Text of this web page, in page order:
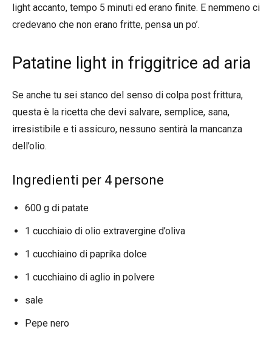
light accanto, tempo 5 minuti ed erano finite. E nemmeno ci
credevano che non erano fritte, pensa un po’.
Patatine light in friggitrice ad aria
Se anche tu sei stanco del senso di colpa post frittura,
questa è la ricetta che devi salvare, semplice, sana,
irresistibile e ti assicuro, nessuno sentirà la mancanza
dell’olio.
Ingredienti per 4 persone
600 g di patate
1 cucchiaio di olio extravergine d’oliva
1 cucchiaino di paprika dolce
1 cucchiaino di aglio in polvere
sale
Pepe nero